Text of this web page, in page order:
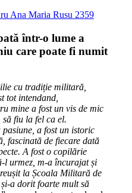
într-o lume a
care poate fi numit
cu tradiție militară,
tot intendand,
mine a fost un vis de mic
fiu la fel ca el.
a fost un istoric
fascinată de fiecare dată
A fost o copilărie
l urmez, m-a încurajat și
la Școala Militară de
a dorit foarte mult să